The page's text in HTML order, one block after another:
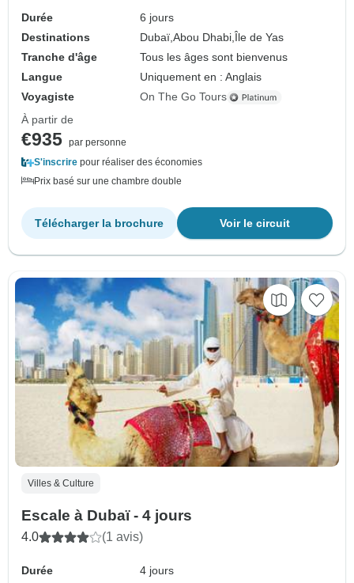
Durée
6 jours
Destinations
Dubaï,Abou Dhabi,Île de Yas
Tranche d'âge
Tous les âges sont bienvenus
Langue
Uniquement en : Anglais
Voyagiste
On The Go Tours
À partir de
€935 par personne
S'inscrire pour réaliser des économies
Prix basé sur une chambre double
Voir le circuit
Télécharger la brochure
Villes & Culture
Escale à Dubaï - 4 jours
4.0 (1 avis)
Durée
4 jours